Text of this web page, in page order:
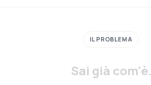
IL PROBLEMA
Sai già com'è.